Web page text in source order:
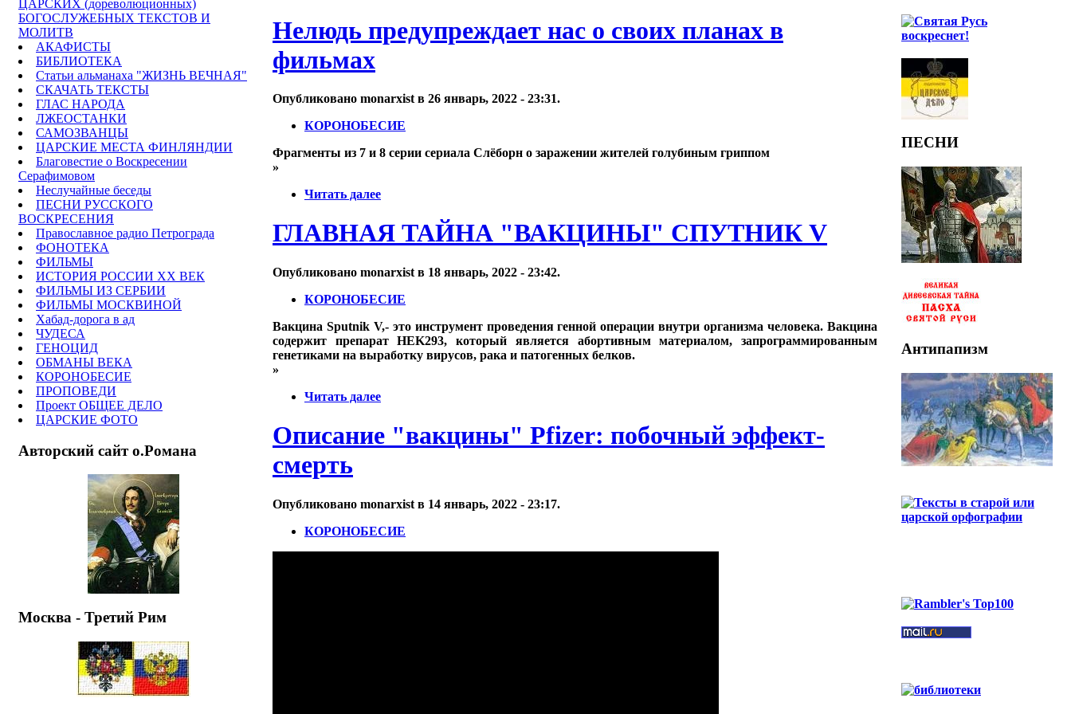
ЦАРСКИХ (дореволюционных)
БОГОСЛУЖЕБНЫХ ТЕКСТОВ И
МОЛИТВ
АКАФИСТЫ
БИБЛИОТЕКА
Статьи альманаха "ЖИЗНЬ ВЕЧНАЯ"
СКАЧАТЬ ТЕКСТЫ
ГЛАС НАРОДА
ЛЖЕОСТАНКИ
САМОЗВАНЦЫ
ЦАРСКИЕ МЕСТА ФИНЛЯНДИИ
Благовестие о Воскресении
Серафимовом
Неслучайные беседы
ПЕСНИ РУССКОГО
ВОСКРЕСЕНИЯ
Православное радио Петрограда
ФОНОТЕКА
ФИЛЬМЫ
ИСТОРИЯ РОССИИ ХХ ВЕК
ФИЛЬМЫ ИЗ СЕРБИИ
ФИЛЬМЫ МОСКВИНОЙ
Хабад-дорога в ад
ЧУДЕСА
ГЕНОЦИД
ОБМАНЫ ВЕКА
КОРОНОБЕСИЕ
ПРОПОВЕДИ
Проект ОБЩЕЕ ДЕЛО
ЦАРСКИЕ ФОТО
Авторский сайт о.Романа
Москва - Третий Рим
Нелюдь предупреждает нас о своих планах в
фильмах
Опубликовано monarxist в 26 январь, 2022 - 23:31.
КОРОНОБЕСИЕ
Фрагменты из 7 и 8 серии сериала Слёборн о заражении жителей голубиным гриппом
»
Читать далее
ГЛАВНАЯ ТАЙНА "ВАКЦИНЫ" СПУТНИК V
Опубликовано monarxist в 18 январь, 2022 - 23:42.
КОРОНОБЕСИЕ
Вакцина Sputnik V,- это инструмент проведения генной операции внутри организма человека. Вакцина
содержит препарат HEK293, который является абортивным материалом, запрограммированным
генетиками на выработку вирусов, рака и патогенных белков.
»
Читать далее
Описание "вакцины" Pfizer: побочный эффект-
смерть
Опубликовано monarxist в 14 январь, 2022 - 23:17.
КОРОНОБЕСИЕ
ПЕСНИ
Антипапизм